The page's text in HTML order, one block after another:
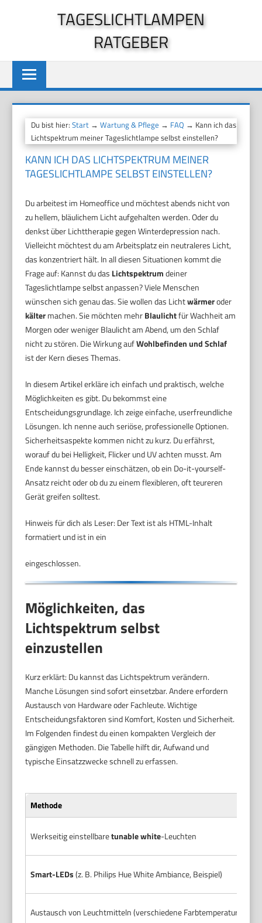
TAGESLICHTLAMPEN
RATGEBER
Du bist hier:Start →Wartung & Pflege → FAQ → Kann ich das
Lichtspektrum meiner Tageslichtlampe selbst einstellen?
KANN ICH DAS LICHTSPEKTRUM MEINER
TAGESLICHTLAMPE SELBST EINSTELLEN?
Du arbeitest im Homeoffice und möchtest abends nicht von
zu hellem, bläulichem Licht aufgehalten werden. Oder du
denkst über Lichttherapie gegen Winterdepression nach.
Vielleicht möchtest du am Arbeitsplatz ein neutraleres Licht,
das konzentriert hält. In all diesen Situationen kommt die
Frage auf: Kannst du das Lichtspektrumdeiner
Tageslichtlampe selbst anpassen? Viele Menschen
wünschen sich genau das. Sie wollen das Lichtwärmeroder
kältermachen. Sie möchten mehrBlaulichtfür Wachheit am
Morgen oder weniger Blaulicht am Abend, um den Schlaf
nicht zu stören. Die Wirkung aufWohlbefinden und Schlaf
ist der Kern dieses Themas.
In diesem Artikel erkläre ich einfach und praktisch, welche
Möglichkeiten es gibt. Du bekommst eine
Entscheidungsgrundlage. Ich zeige einfache, userfreundliche
Lösungen. Ich nenne auch seriöse, professionelle Optionen.
Sicherheitsaspekte kommen nicht zu kurz. Du erfährst,
worauf du bei Helligkeit, Flicker und UV achten musst. Am
Ende kannst du besser einschätzen, ob ein Do-it-yourself-
Ansatz reicht oder ob du zu einem flexibleren, oft teureren
Gerät greifen solltest.
Hinweis für dich als Leser: Der Text ist als HTML-Inhalt
formatiert und ist in ein
eingeschlossen.
Möglichkeiten, das
Lichtspektrum selbst
einzustellen
Kurz erklärt: Du kannst das Lichtspektrum verändern.
Manche Lösungen sind sofort einsetzbar. Andere erfordern
Austausch von Hardware oder Fachleute. Wichtige
Entscheidungsfaktoren sind Komfort, Kosten und Sicherheit.
Im Folgenden findest du einen kompakten Vergleich der
gängigen Methoden. Die Tabelle hilft dir, Aufwand und
typische Einsatzzwecke schnell zu erfassen.
Methode
Werkseitig einstellbaretunable white-Leuchten
Smart-LEDs(z. B. Philips Hue White Ambiance, Beispiel)
Austausch von Leuchtmitteln (verschiedene Farbtemperaturen)